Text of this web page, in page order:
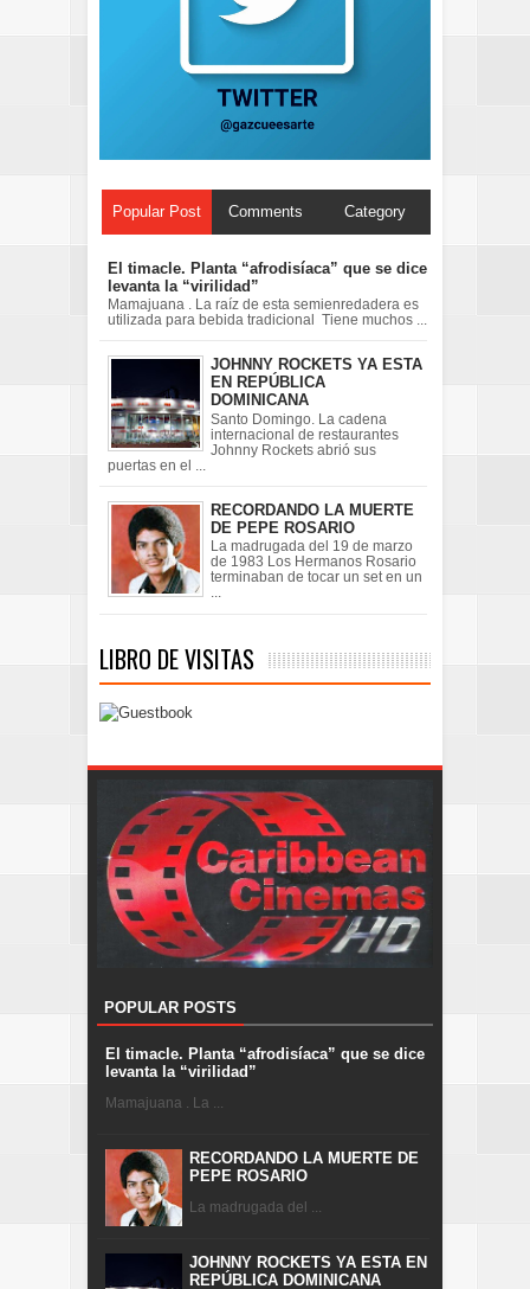
Popular Post Comments Category
El timacle. Planta “afrodisíaca” que se dice
levanta la “virilidad”
Mamajuana . La raíz de esta semienredadera es
utilizada para bebida tradicional Tiene muchos ...
JOHNNY ROCKETS YA ESTA
EN REPÚBLICA
DOMINICANA
Santo Domingo. La cadena
internacional de restaurantes
Johnny Rockets abrió sus
puertas en el ...
RECORDANDO LA MUERTE
DE PEPE ROSARIO
La madrugada del 19 de marzo
de 1983 Los Hermanos Rosario
terminaban de tocar un set en un
...
LIBRO DE VISITAS
POPULAR POSTS
El timacle. Planta “afrodisíaca” que se dice
levanta la “virilidad”
Mamajuana . La ...
RECORDANDO LA MUERTE DE
PEPE ROSARIO
La madrugada del ...
JOHNNY ROCKETS YA ESTA EN
REPÚBLICA DOMINICANA